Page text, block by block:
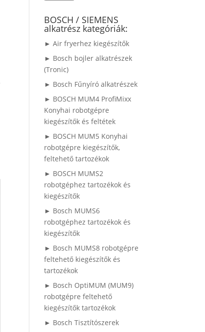
BOSCH / SIEMENS
alkatrész kategóriák:
► Air fryerhez kiegészítők
► Bosch bojler alkatrészek
(Tronic)
► Bosch Fűnyíró alkatrészek
► BOSCH MUM4 ProfiMixx
Konyhai robotgépre
kiegészítők és feltétek
► BOSCH MUM5 Konyhai
robotgépre kiegészítők,
feltehető tartozékok
► BOSCH MUMS2
robotgéphez tartozékok és
kiegészítők
► Bosch MUMS6
robotgéphez tartozékok és
kiegészítők
► Bosch MUMS8 robotgépre
feltehető kiegészítők és
tartozékok
► Bosch OptiMUM (MUM9)
robotgépre feltehető
kiegészítők tartozékok
► Bosch Tisztítószerek